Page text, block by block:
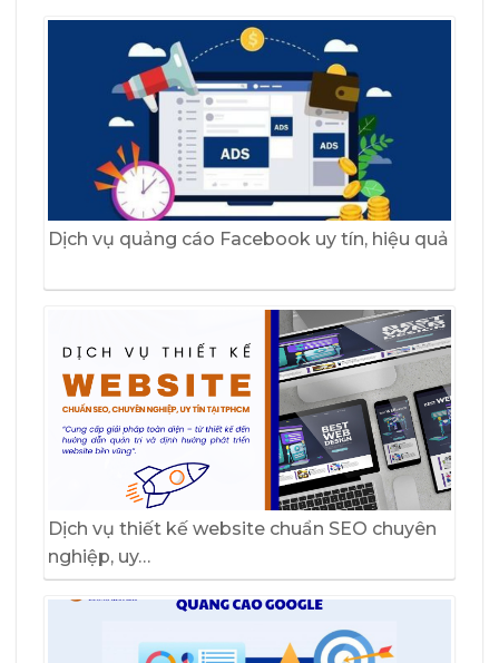
Dịch vụ quảng cáo Facebook uy tín, hiệu quả
Dịch vụ thiết kế website chuẩn SEO chuyên
nghiệp, uy…